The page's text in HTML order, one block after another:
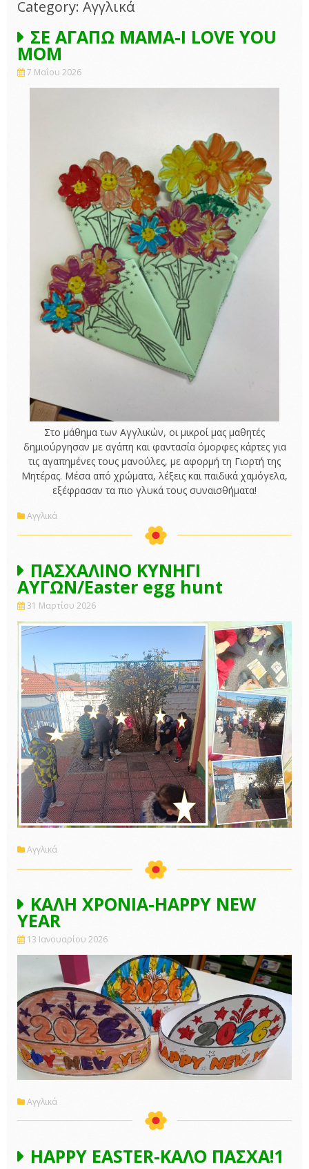
Category: Αγγλικά
ΣΕ ΑΓΑΠΩ ΜΑΜΑ-I LOVE YOU
MOM
7 Μαΐου 2026
Στο μάθημα των Αγγλικών, οι μικροί μας μαθητές
δημιούργησαν με αγάπη και φαντασία όμορφες κάρτες για
τις αγαπημένες τους μανούλες, με αφορμή τη Γιορτή της
Μητέρας. Μέσα από χρώματα, λέξεις και παιδικά χαμόγελα,
εξέφρασαν τα πιο γλυκά τους συναισθήματα!
Αγγλικά
ΠΑΣΧΑΛΙΝΟ ΚΥΝΗΓΙ
ΑΥΓΩΝ/Easter egg hunt
31 Μαρτίου 2026
Αγγλικά
ΚΑΛΗ ΧΡΟΝΙΑ-HAPPY NEW
YEAR
13 Ιανουαρίου 2026
Αγγλικά
HAPPY EASTER-KAΛΟ ΠΑΣΧΑ!1